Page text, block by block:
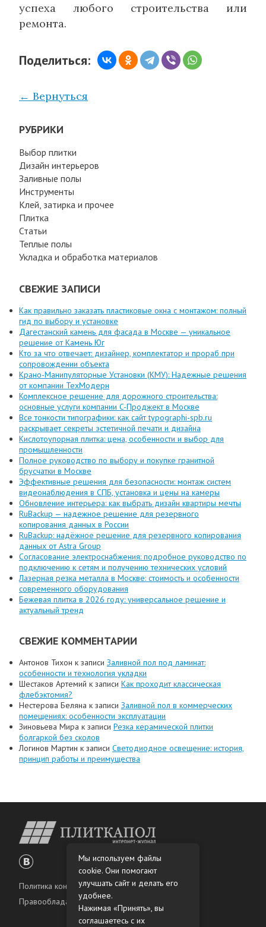
успеха любого строительства или
ремонта.
Поделиться:
← Вернуться
РУБРИКИ
Выбор плитки
Дизайн интерьеров
Заливные полы
Инструменты
Клей, затирка и прочее
Плитка
Статьи
Теплые полы
Укладка и обработка материалов
СВЕЖИЕ ЗАПИСИ
Как правильно заказать пластиковые окна с монтажом: полный
гид по выбору и установке
Дагестанский камень для фасада в Москве — уникальное
решение от Камень Юг
Кто за что отвечает: дизайнер, комплектатор и прораб при
сопровождении объекта
Крано-Манипуляторные Установки (КМУ): Надежные решения
от компании ТехМодерн
Комплексное решение для дорожного строительства:
основные услуги компании C-Проджект в Москве
Все тонкости типографики: как сайт typographi-spb.ru
раскрывает секреты эстетичной печати и дизайна
Кислотоупорная плитка: цена, особенности и выбор для
промышленности
Полное руководство по выбору и покупке гранитной
брусчатки в Москве
Эффективные решения для безопасности: монтаж систем
видеонаблюдения в СПБ, установка и цены на камеры
Обновление интерьера: как выбрать дизайн квартиры мечты
RuBackup — надежное решение для резервного
копирования данных в России
RuBackup: надёжное решение для резервного копирования
данных от Astra Group
Согласование электроснабжения: подробное руководство по
подключению к сетям и получению технических условий
Лазерная резка металла в Москве: стоимость и особенности
современного оборудования
Бежевая плитка в 2026 году: универсальное решение и
актуальный тренд
СВЕЖИЕ КОММЕНТАРИИ
Антонов Тихон к записи Заливной пол под ламинат:
особенности и технология укладки
Шестаков Артемий к записи Как проходит классическая
флебэктомия?
Нестерова Беляна к записи Заливной пол в коммерческих
помещениях: особенности эксплуатации
Зиновьева Мира к записи Резка керамической плитки
болгаркой без сколов
Логинов Мартин к записи Светодиодное освещение: история,
принцип работы и преимущества
Политика конфиденциальности
Правообладателям
Мы используем файлы
cookie. Они помогают
улучшать сайт и делать его
удобнее.
Нажимая «Принять», вы
соглашаетесь с их